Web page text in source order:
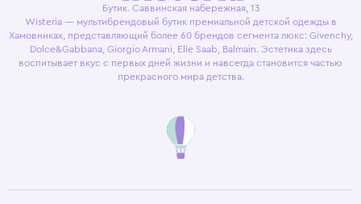
Бутик. Саввинская набережная, 13
Wisteria — мультибрендовый бутик премиальной детской одежды в
Хамовниках, представляющий более 60 брендов сегмента люкс: Givenchy,
Dolce&Gabbana, Giorgio Armani, Elie Saab, Balmain. Эстетика здесь
воспитывает вкус с первых дней жизни и навсегда становится частью
прекрасного мира детства.